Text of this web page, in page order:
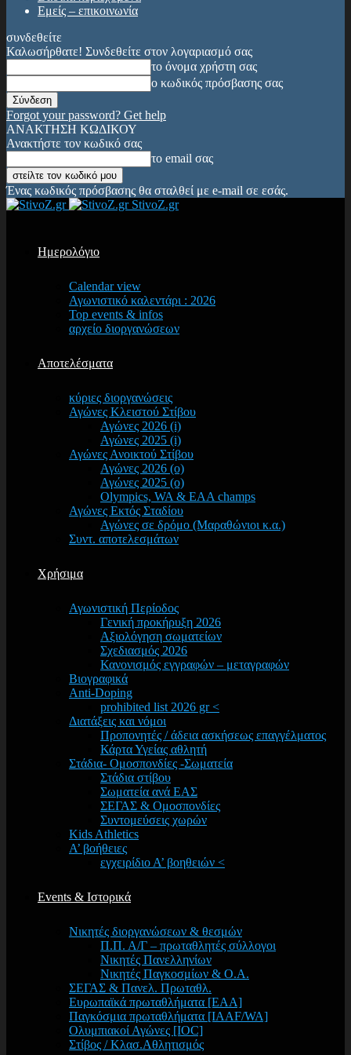
Εμείς – επικοινωνία
συνδεθείτε
Καλωσήρθατε! Συνδεθείτε στον λογαριασμό σας
το όνομα χρήστη σας
ο κωδικός πρόσβασης σας
Forgot your password? Get help
ΑΝΑΚΤΗΣΗ ΚΩΔΙΚΟΥ
Ανακτήστε τον κωδικό σας
το email σας
Ένας κωδικός πρόσβασης θα σταλθεί με e-mail σε εσάς.
StivoZ.gr
Ημερολόγιο
Calendar view
Αγωνιστικό καλεντάρι : 2026
Top events & infos
αρχείο διοργανώσεων
Αποτελέσματα
κύριες διοργανώσεις
Αγώνες Κλειστού Στίβου
Αγώνες 2026 (i)
Αγώνες 2025 (i)
Αγώνες Ανοικτού Στίβου
Αγώνες 2026 (o)
Αγώνες 2025 (o)
Olympics, WA & EAA champs
Αγώνες Εκτός Σταδίου
Αγώνες σε δρόμο (Μαραθώνιοι κ.α.)
Συντ. αποτελεσμάτων
Χρήσιμα
Αγωνιστική Περίοδος
Γενική προκήρυξη 2026
Αξιολόγηση σωματείων
Σχεδιασμός 2026
Κανονισμός εγγραφών – μεταγραφών
Βιογραφικά
Anti-Doping
prohibited list 2026 gr <
Διατάξεις και νόμοι
Προπονητές / άδεια ασκήσεως επαγγέλματος
Κάρτα Υγείας αθλητή
Στάδια- Ομοσπονδίες -Σωματεία
Στάδια στίβου
Σωματεία ανά ΕΑΣ
ΣΕΓΑΣ & Ομοσπονδίες
Συντομεύσεις χωρών
Kids Athletics
Α’ βοήθειες
εγχειρίδιο Α’ βοηθειών <
Events & Ιστορικά
Νικητές διοργανώσεων & θεσμών
Π.Π. Α/Γ – πρωταθλητές σύλλογοι
Νικητές Πανελληνίων
Νικητές Παγκοσμίων & Ο.Α.
ΣΕΓΑΣ & Πανελ. Πρωταθλ.
Ευρωπαϊκά πρωταθλήματα [EAA]
Παγκόσμια πρωταθλήματα [IAAF/WA]
Ολυμπιακοί Αγώνες [IOC]
Στίβος / Κλασ.Αθλητισμός